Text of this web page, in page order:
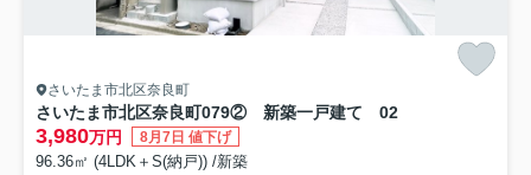
さいたま市北区奈良町
さいたま市北区奈良町079② 新築一戸建て 02
3,980万円 8月7日 値下げ
96.36㎡ (4LDK＋S(納戸)) /新築